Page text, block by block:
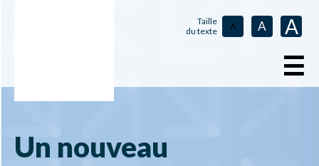
Taille
du texte
A A A
☰
Un nouveau